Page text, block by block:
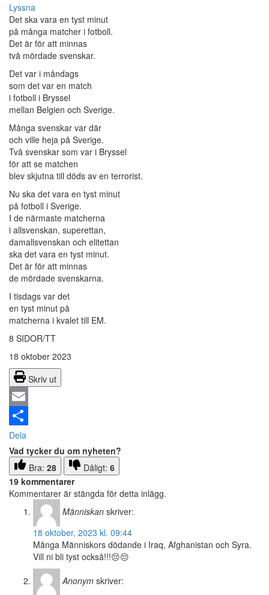
Lyssna
Det ska vara en tyst minut
på många matcher i fotboll.
Det är för att minnas
två mördade svenskar.
Det var i måndags
som det var en match
i fotboll i Bryssel
mellan Belgien och Sverige.
Många svenskar var där
och ville heja på Sverige.
Två svenskar som var i Bryssel
för att se matchen
blev skjutna till döds av en terrorist.
Nu ska det vara en tyst minut
på fotboll i Sverige.
I de närmaste matcherna
i allsvenskan, superettan,
damallsvenskan och elitettan
ska det vara en tyst minut.
Det är för att minnas
de mördade svenskarna.
I tisdags var det
en tyst minut på
matcherna i kvalet till EM.
8 SIDOR/TT
18 oktober 2023
Skriv ut
Email
Dela
Vad tycker du om nyheten?
Bra: 28 Dåligt: 6
19 kommentarer
Kommentarer är stängda för detta inlägg.
Människan skriver:
18 oktober, 2023 kl. 09:44
Många Människors dödande i Iraq, Afghanistan och Syra.
Vill ni bli tyst också!!!😔😔
Anonym skriver: